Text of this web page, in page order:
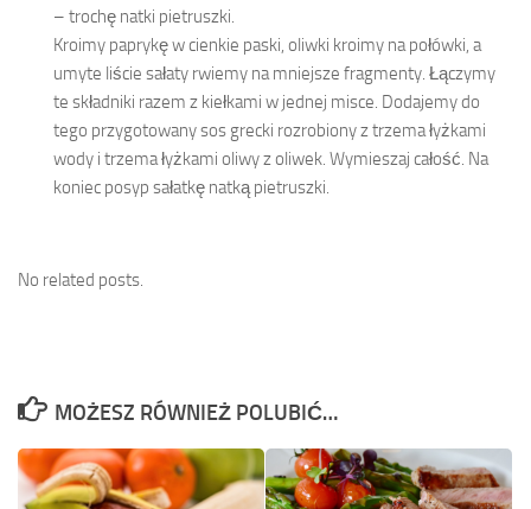
– trochę natki pietruszki.
Kroimy paprykę w cienkie paski, oliwki kroimy na połówki, a
umyte liście sałaty rwiemy na mniejsze fragmenty. Łączymy
te składniki razem z kiełkami w jednej misce. Dodajemy do
tego przygotowany sos grecki rozrobiony z trzema łyżkami
wody i trzema łyżkami oliwy z oliwek. Wymieszaj całość. Na
koniec posyp sałatkę natką pietruszki.
No related posts.
MOŻESZ RÓWNIEŻ POLUBIĆ…